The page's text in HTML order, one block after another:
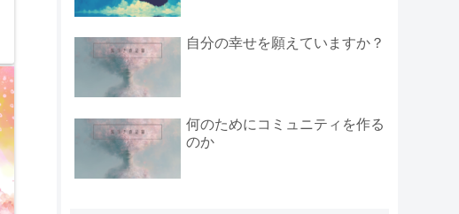
自分の幸せを願えていますか？
何のためにコミュニティを作る
のか